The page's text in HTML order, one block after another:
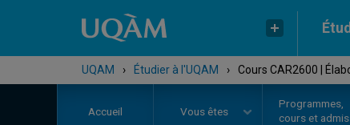
UQAM › Étudier à l'UQAM › Cours CAR2600 |
Accueil Vous êtes
Programmes,
cours et